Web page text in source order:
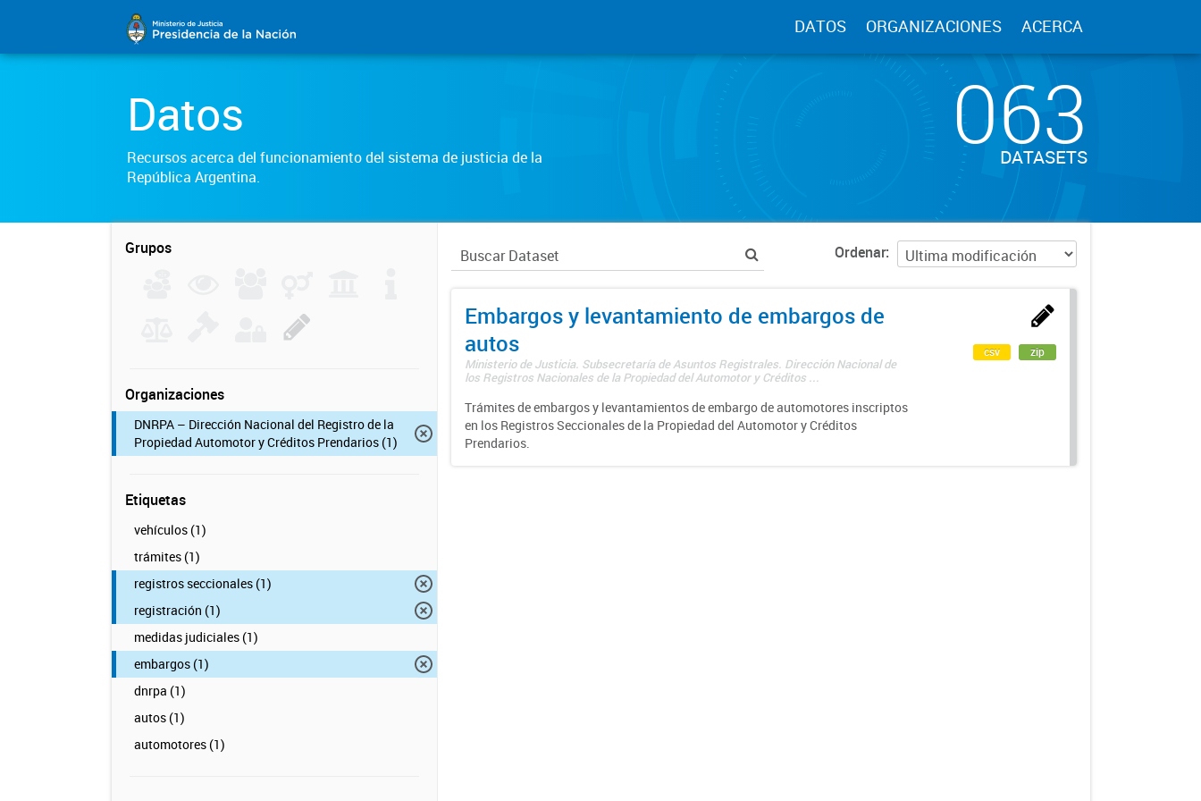
DATOS ORGANIZACIONES ACERCA
Datos
Recursos acerca del funcionamiento del sistema de justicia de la
República Argentina.
063
DATASETS
Grupos
Organizaciones
DNRPA – Dirección Nacional del Registro de la
Propiedad Automotor y Créditos Prendarios (1)
Etiquetas
vehículos (1)
trámites (1)
registros seccionales (1)
registración (1)
medidas judiciales (1)
embargos (1)
dnrpa (1)
autos (1)
automotores (1)
Ordenar
Embargos y levantamiento de embargos de
autos
Ministerio de Justicia. Subsecretaría de Asuntos Registrales. Dirección Nacional de
los Registros Nacionales de la Propiedad del Automotor y Créditos ...
Trámites de embargos y levantamientos de embargo de automotores inscriptos
en los Registros Seccionales de la Propiedad del Automotor y Créditos
Prendarios.
csv zip